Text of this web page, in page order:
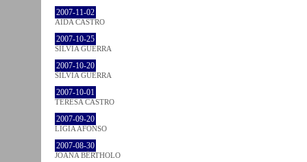
2007-11-02
AIDA CASTRO
2007-10-25
SÍLVIA GUERRA
2007-10-20
SÍLVIA GUERRA
2007-10-01
TERESA CASTRO
2007-09-20
LÍGIA AFONSO
2007-08-30
JOANA BÉRTHOLO